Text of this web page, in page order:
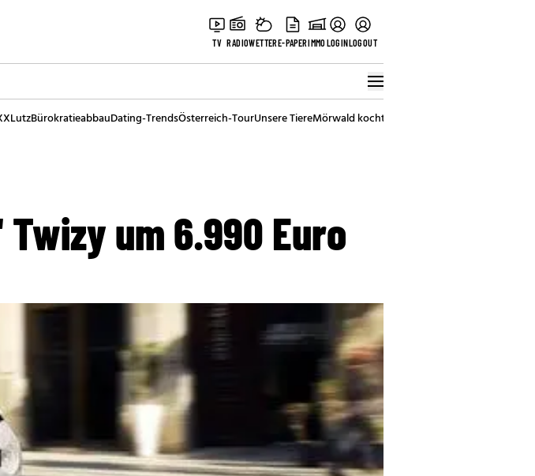
TV RADIOWETTERE-PAPERIMMOLOGINLOGOUT
BürokratieabbauDating-TrendsÖsterreich-TourUnsere TiereMörwald kocht
um 6.990 Euro